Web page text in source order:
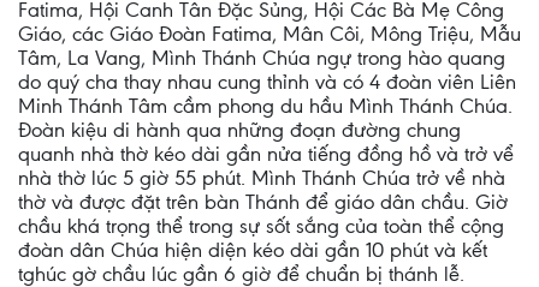
Fatima, Hội Canh Tân Đặc Sủng, Hội Các Bà Mẹ Công
Giáo, các Giáo Đoàn Fatima, Mân Côi, Mông Triệu, Mẫu
Tâm, La Vang, Mình Thánh Chúa ngự trong hào quang
do quý cha thay nhau cung thỉnh và có 4 đoàn viên Liên
Minh Thánh Tâm cầm phong du hầu Mình Thánh Chúa.
Đoàn kiệu di hành qua những đoạn đường chung
quanh nhà thờ kéo dài gần nửa tiếng đồng hồ và trở vể
nhà thờ lúc 5 giờ 55 phút. Mình Thánh Chúa trở về nhà
thờ và được đặt trên bàn Thánh để giáo dân chầu. Giờ
chầu khá trọng thể trong sự sốt sắng của toàn thể cộng
đoàn dân Chúa hiện diện kéo dài gần 10 phút và kết
tghúc gờ chầu lúc gần 6 giờ để chuẩn bị thánh lễ.